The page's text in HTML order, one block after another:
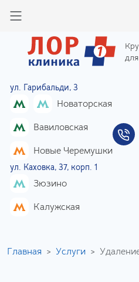
ул. Гарибальди, 3
Новаторская
Вавиловская
Новые Черемушки
ул. Каховка, 37, корп. 1
Зюзино
Калужская
Главная Услуги